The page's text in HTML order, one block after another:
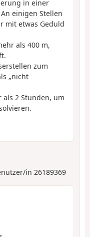
in einer
einigen Stellen
mit etwas Geduld
als 400 m,
zum
„nicht
als 2 Stunden, um
in 26189369